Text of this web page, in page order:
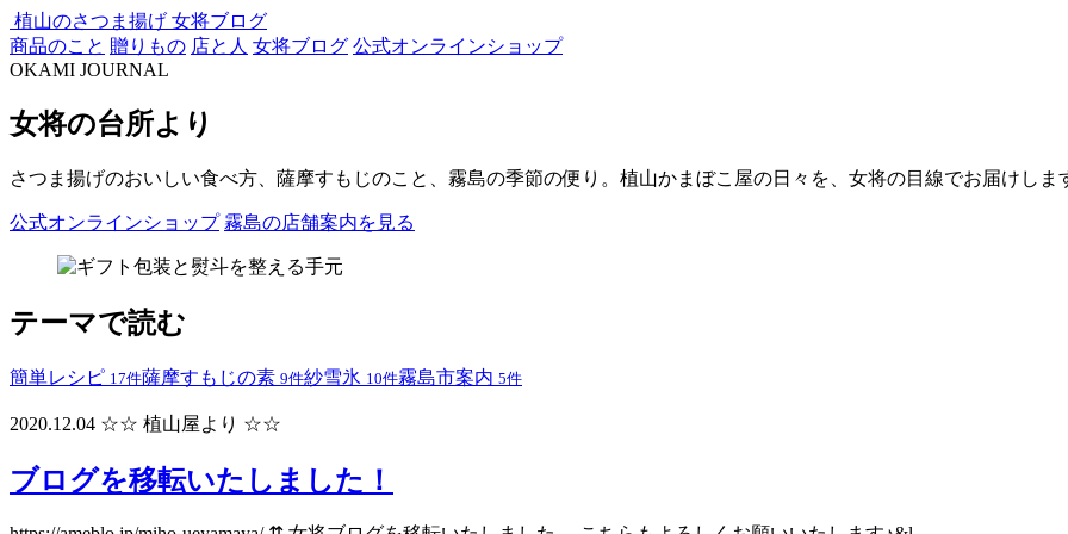
植山のさつま揚げ 女将ブログ
商品のこと 贈りもの 店と人 女将ブログ 公式オンラインショップ
OKAMI JOURNAL
女将の台所より
さつま揚げのおいしい食べ方、薩摩すもじのこと、霧島の季節の便り。植山かまぼこ屋の日々を、女将の目線でお届けしま
公式オンラインショップ 霧島の店舗案内を見る
テーマで読む
簡単レシピ 17件薩摩すもじの素 9件紗雪氷 10件霧島市案内 5件
2020.12.04 ☆☆ 植山屋より ☆☆
ブログを移転いたしました！